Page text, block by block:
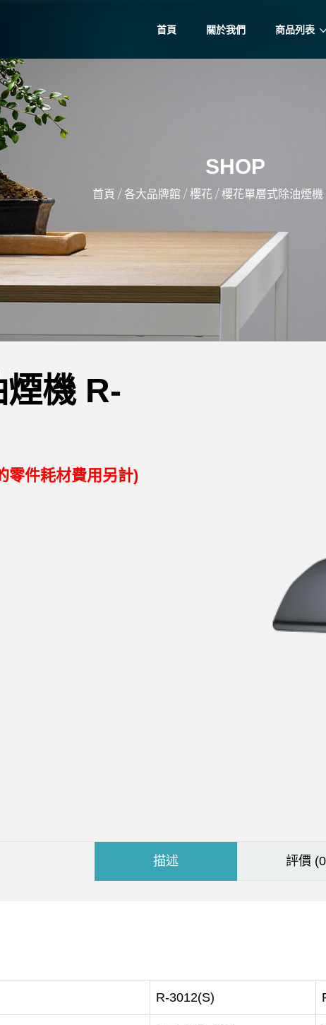
首頁 關於我們 商品列表
SHOP
首頁 / 各大品牌館 / 櫻花 / 櫻花單層式除油煙機
機 R-
零件耗材費用另計)
描述 評價
R-3012(S)